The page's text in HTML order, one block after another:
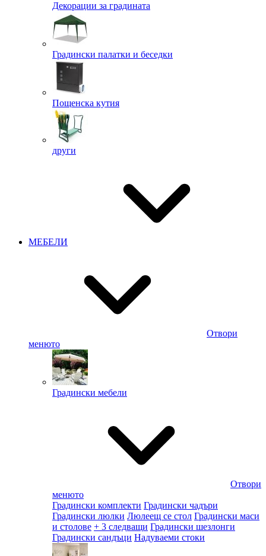
Декорации за градината
Градински палатки и беседки
Пощенска кутия
други
МЕБЕЛИ
Отвори
менюто
Градински мебели
Отвори
менюто
Градински комплекти Градински чадъри
Градински люлки Люлеещ се стол Градински маси
и столове + 3 следващи Градински шезлонги
Градински сандъци Надуваеми стоки